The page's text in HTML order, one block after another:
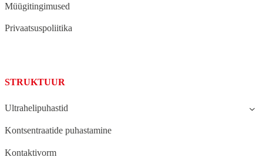
Müügitingimused
Privaatsuspoliitika
STRUKTUUR
Ultrahelipuhastid
Kontsentraatide puhastamine
Kontaktivorm